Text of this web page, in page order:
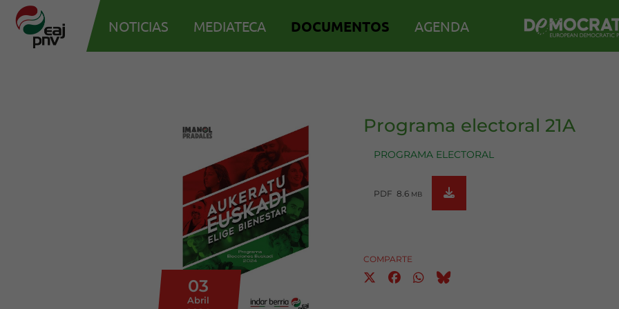
NOTICIAS MEDIATECA DOCUMENTOS AGENDA
03
Abril
Programa electoral 21A
PROGRAMA ELECTORAL
PDF 8.6 MB
COMPARTE